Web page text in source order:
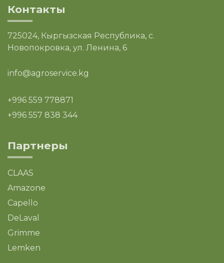
Партнеры
CLAAS
Amazone
Capello
DeLaval
Grimme
Lemken
Контакты
725024, Кыргызская Республика, с.
Новопокровка, ул. Ленина, 6
info@agroservice.kg
+996 559 778871
+996 557 838 344